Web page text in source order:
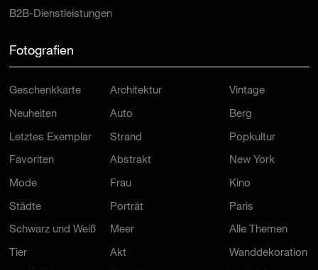
B2B-Dienstleistungen
Fotografien
Geschenkkarte
Neuheiten
Letztes Exemplar
Favoriten
Mode
Städte
Schwarz und Weiß
Tier
Architektur
Auto
Strand
Abstrakt
Frau
Porträt
Meer
Akt
Vintage
Berg
Popkultur
New York
Kino
Paris
Alle Themen
Wanddekoration